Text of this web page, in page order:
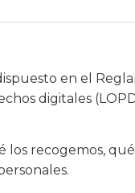
en el
digitales
recogemos,